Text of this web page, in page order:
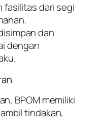
fasilitas dari segi
dan
dengan
BPOM memiliki
tindakan,